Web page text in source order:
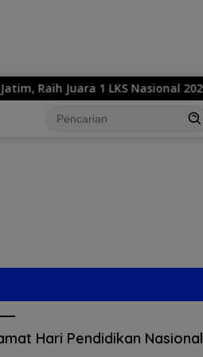
Juara 1 LKS Nasional 2026
Hari Pendidikan Nasional